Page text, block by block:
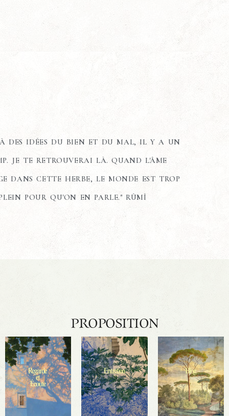
DES IDÉES DU BIEN ET DU MAL, IL Y A UN
JE TE RETROUVERAI LÀ. QUAND L'ÂME
DANS CETTE HERBE, LE MONDE EST TROP
POUR QU'ON EN PARLE." RÛMÎ
PROPOSITION